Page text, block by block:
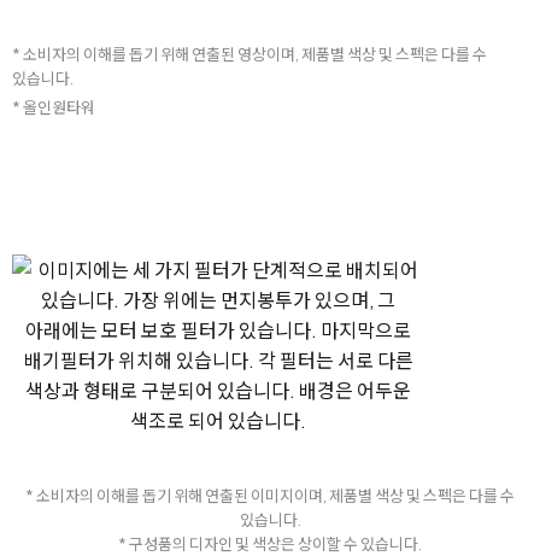
* 소비자의 이해를 돕기 위해 연출된 영상이며, 제품별 색상 및 스펙은 다를 수
있습니다.
* 올인원타워
* 소비자의 이해를 돕기 위해 연출된 이미지이며, 제품별 색상 및 스펙은 다를 수
있습니다.
* 구성품의 디자인 및 색상은 상이할 수 있습니다.